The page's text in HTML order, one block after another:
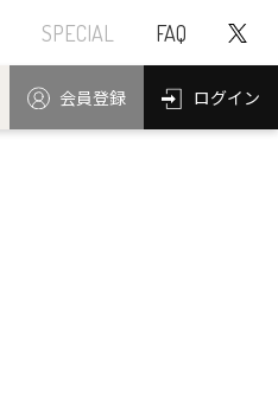
SPECIAL FAQ
会員登録 ログイン